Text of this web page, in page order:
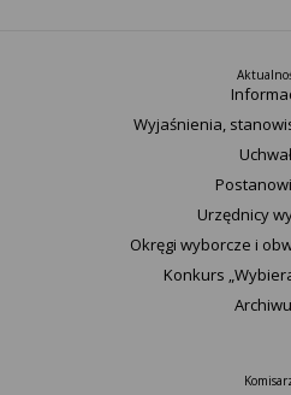
Wyjaśnienia,
Urzędnicy
Okręgi wyborcze i
Konkurs